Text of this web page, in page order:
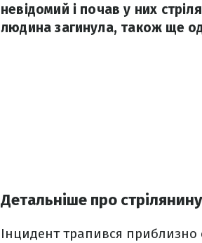
невідомий і почав у них
людина загинула, також ще
Детальніше про
Інцидент трапився приблизно